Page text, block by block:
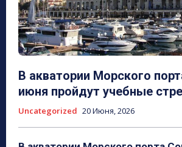
В акватории Морского
июня пройдут учебные
Uncategorized 20 Июня, 2026